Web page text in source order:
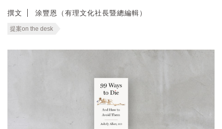
撰文 涂豐恩（有理文化社長暨總編輯）
提案on the desk